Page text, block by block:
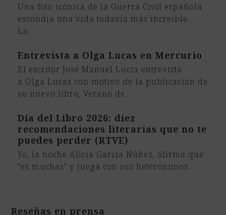
Una foto icónica de la Guerra Civil española
escondía una vida todavía más increíble.
La…
Entrevista a Olga Lucas en Mercurio
El escritor José Manuel Lucía entrevista
a Olga Lucas con motivo de la publicación de
su nuevo libro, Verano de…
Día del Libro 2026: diez
recomendaciones literarias que no te
puedes perder (RTVE)
Yo, la noche Alicia García Núñez, afirma que
"es muchas" y juega con sus heterónimos…
Reseñas en prensa